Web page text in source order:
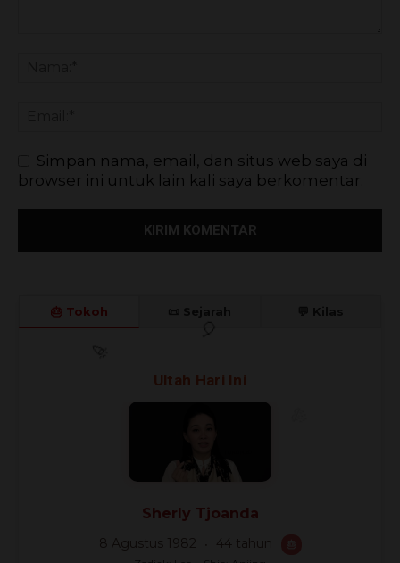
Simpan nama, email, dan situs web saya di
browser ini untuk lain kali saya berkomentar.
🎂 Tokoh
🎈
Ultah Hari Ini
Sherly Tjoanda
8 Agustus 1982 44 tahun